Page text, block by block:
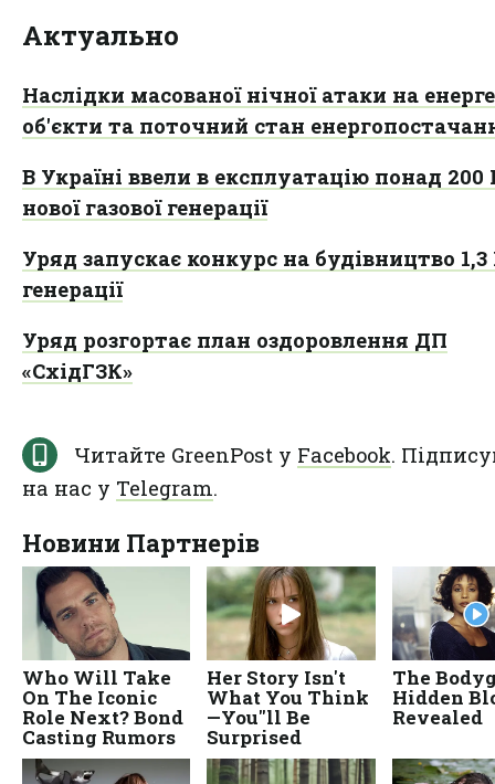
Актуально
Наслідки масованої нічної атаки на
об'єкти та поточний стан
В Україні ввели в експлуатацію понад
нової газової генерації
Уряд запускає конкурс на будівництво 1,3
генерації
Уряд розгортає план оздоровлення ДП
«СхідГЗК»
Читайте GreenPost у Facebook.
на нас у Telegram.